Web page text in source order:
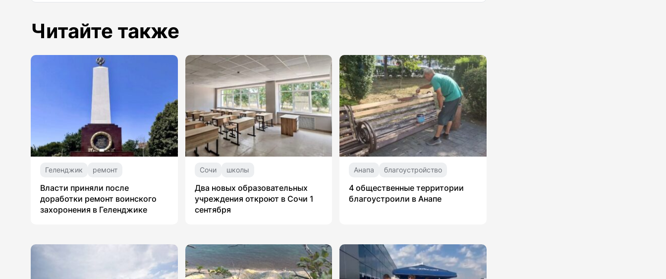
Читайте также
Геленджик ремонт
Власти приняли после
доработки ремонт воинского
захоронения в Геленджике
Сочи школы
Два новых образовательных
учреждения откроют в Сочи 1
сентября
Анапа благоустройство
4 общественные территории
благоустроили в Анапе